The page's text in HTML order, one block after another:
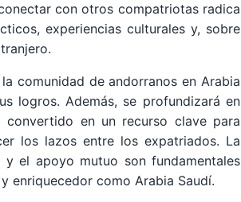
con otros compatriotas radica
experiencias culturales y, sobre
comunidad de andorranos en Arabia
logros. Además, se profundizará en
en un recurso clave para
los lazos entre los expatriados. La
y el apoyo mutuo son fundamentales
enriquecedor como Arabia Saudí.